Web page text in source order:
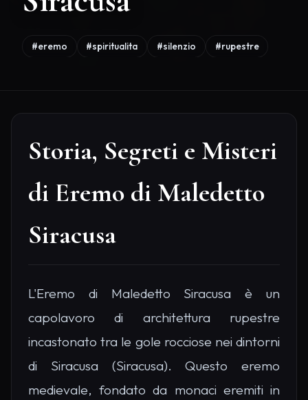
#eremo #spiritualita #silenzio #rupestre
Storia, Segreti e Misteri
di Eremo di Maledetto
Siracusa
L'Eremo di Maledetto Siracusa è un
capolavoro di architettura rupestre
incastonato tra le gole rocciose nei dintorni
di Siracusa (Siracusa). Questo eremo
medievale, fondato da monaci eremiti in